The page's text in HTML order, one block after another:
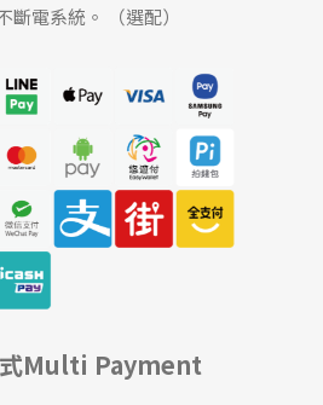
電系統。 （選配）
式Multi Payment